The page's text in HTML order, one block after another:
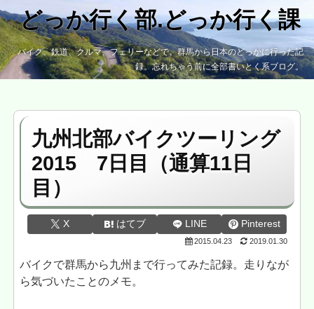
どっか行く部.どっか行く課
バイク、鉄道、クルマ、フェリーなどで、群馬から日本のどっかに行った記
録。忘れちゃう前に全部書いとく系ブログ。
九州北部バイクツーリング
2015 7日目（通算11日
目）
X はてブ LINE Pinterest
2015.04.23 2019.01.30
バイクで群馬から九州まで行ってみた記録。走りなが
ら気づいたことのメモ。